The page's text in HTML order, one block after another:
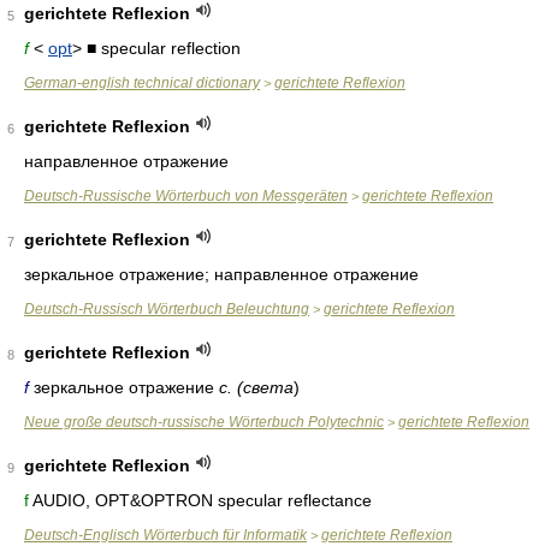
5
gerichtete Reflexion
f< opt> ■ specular reflection
German-english technical dictionary> gerichtete Reflexion
6
gerichtete Reflexion
направленное отражение
Deutsch-Russische Wörterbuch von Messgeräten > gerichtete Reflexion
7
gerichtete Reflexion
зеркальное отражение; направленное отражение
Deutsch-Russisch Wörterbuch Beleuchtung > gerichtete Reflexion
8
gerichtete Reflexion
fзеркальное отражение с. (света)
Neue große deutsch-russische Wörterbuch Polytechnic > gerichtete Reflexion
9
gerichtete Reflexion
fAUDIO, OPT&OPTRON specular reflectance
Deutsch-Englisch Wörterbuch für Informatik > gerichtete Reflexion